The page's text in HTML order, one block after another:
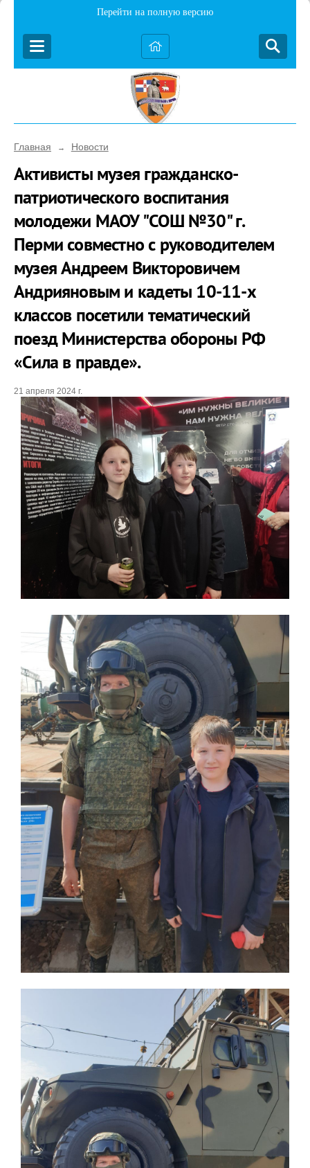
Перейти на полную версию
Главная → Новости
Активисты музея гражданско-
патриотического воспитания
молодежи МАОУ "СОШ №30" г.
Перми совместно с руководителем
музея Андреем Викторовичем
Андрияновым и кадеты 10-11-х
классов посетили тематический
поезд Министерства обороны РФ
«Сила в правде».
21 апреля 2024 г.